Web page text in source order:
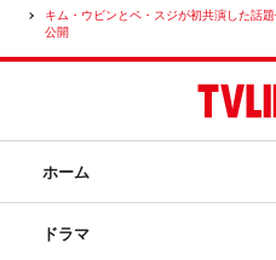
キム・ウビンとペ・スジが初共演した話
公開
ホーム
ドラマ